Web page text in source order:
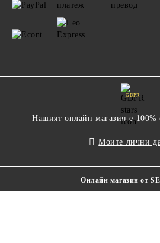
GDPR
Нашият онлайн магазин е 100%
Моите лични
Онлайн магазин от